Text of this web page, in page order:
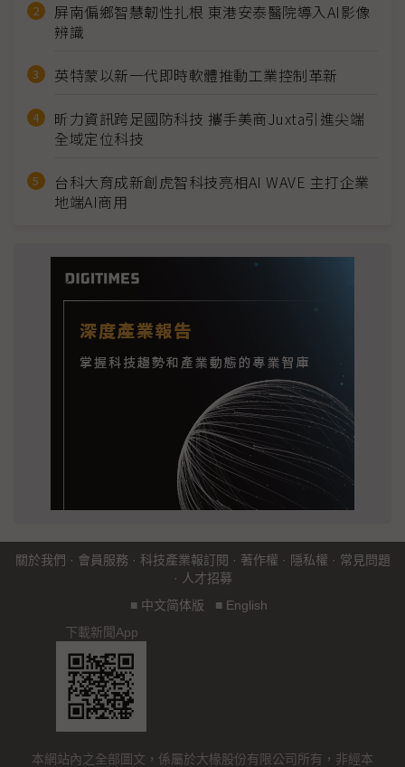
屏南偏鄉智慧韌性扎根 東港安泰醫院導入AI影像
辨識
英特蒙以新一代即時軟體推動工業控制革新
昕力資訊跨足國防科技 攜手美商Juxta引進尖端
全域定位科技
台科大育成新創虎智科技亮相AI WAVE 主打企業
地端AI商用
關於我們 · 會員服務 · 科技產業報訂閱 · 著作權 · 隱私權 · 常見問題
· 人才招募
■ 中文简体版 ■ English
下載新聞App
本網站內之全部圖文，係屬於大椽股份有限公司所有，非經本